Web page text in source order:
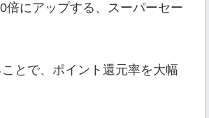
倍にアップする、スーパーセー
とで、ポイント還元率を大幅